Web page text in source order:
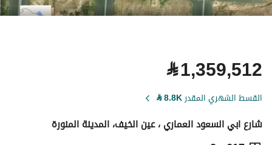
⃁1,359,512
القسط الشهري المقدر8.8K
⃁
شارع ابي السعود العماري ، عين الخيف، المدينة المنورة